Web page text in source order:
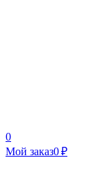
0
Мой заказ0 ₽